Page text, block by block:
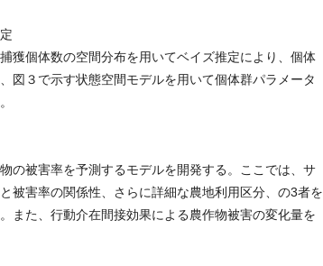
獲個体数の空間分布を用いてベイズ推定により、個体
図３で示す状態空間モデルを用いて個体群パラメータ
の被害率を予測するモデルを開発する。ここでは、サ
被害率の関係性、さらに詳細な農地利用区分、の3者を
また、行動介在間接効果による農作物被害の変化量を